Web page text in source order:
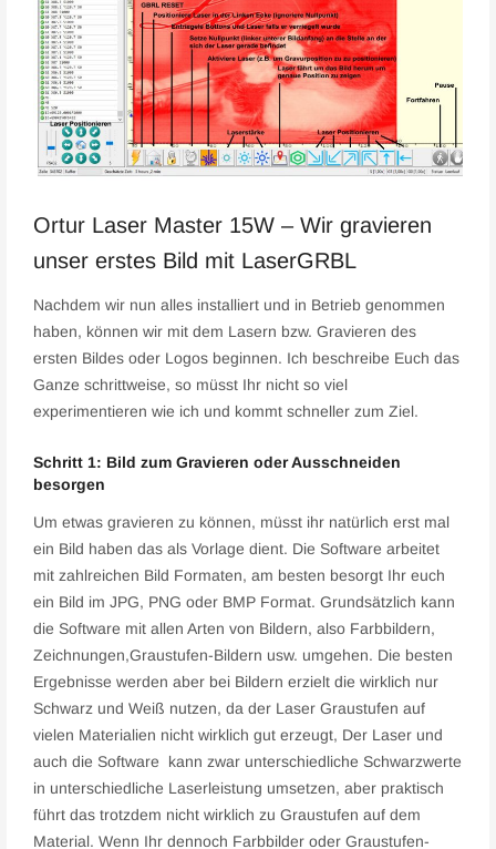
Ortur Laser Master 15W – Wir gravieren
unser erstes Bild mit LaserGRBL
Nachdem wir nun alles installiert und in Betrieb genommen
haben, können wir mit dem Lasern bzw. Gravieren des
ersten Bildes oder Logos beginnen. Ich beschreibe Euch das
Ganze schrittweise, so müsst Ihr nicht so viel
experimentieren wie ich und kommt schneller zum Ziel.
Schritt 1: Bild zum Gravieren oder Ausschneiden
besorgen
Um etwas gravieren zu können, müsst ihr natürlich erst mal
ein Bild haben das als Vorlage dient. Die Software arbeitet
mit zahlreichen Bild Formaten, am besten besorgt Ihr euch
ein Bild im JPG, PNG oder BMP Format. Grundsätzlich kann
die Software mit allen Arten von Bildern, also Farbbildern,
Zeichnungen,Graustufen-Bildern usw. umgehen. Die besten
Ergebnisse werden aber bei Bildern erzielt die wirklich nur
Schwarz und Weiß nutzen, da der Laser Graustufen auf
vielen Materialien nicht wirklich gut erzeugt, Der Laser und
auch die Software kann zwar unterschiedliche Schwarzwerte
in unterschiedliche Laserleistung umsetzen, aber praktisch
führt das trotzdem nicht wirklich zu Graustufen auf dem
Material. Wenn Ihr dennoch Farbbilder oder Graustufen-